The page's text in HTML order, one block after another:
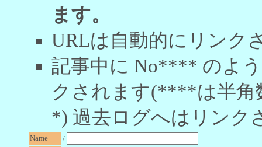
ます。
URLは自動的にリンク
記事中に No**** のよ
クされます(****は半角
*) 過去ログへはリンク
Name
/